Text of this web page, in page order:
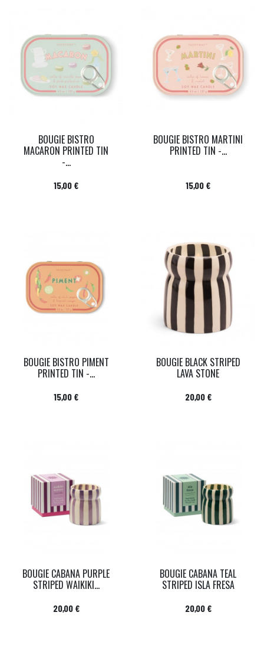
BOUGIE BISTRO
MACARON PRINTED TIN
-...
Prix
15,00 €
BOUGIE BISTRO MARTINI
PRINTED TIN -...
Prix
15,00 €
BOUGIE BISTRO PIMENT
PRINTED TIN -...
Prix
15,00 €
BOUGIE BLACK STRIPED
LAVA STONE
Prix
20,00 €
BOUGIE CABANA PURPLE
STRIPED WAIKIKI...
Prix
20,00 €
BOUGIE CABANA TEAL
STRIPED ISLA FRESA
Prix
20,00 €